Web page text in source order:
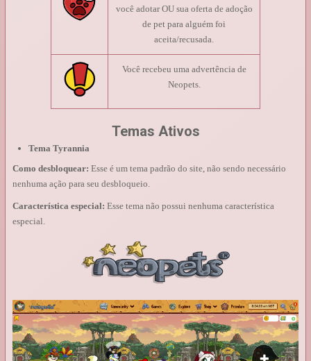
você adotar OU sua oferta de adoção
de pet para alguém foi
aceita/recusada.
Você recebeu uma advertência de
Neopets.
Temas Ativos
Tema Tyrannia
Como desbloquear: Esse é um tema padrão do site, não sendo necessário
nenhuma ação para seu desbloqueio.
Característica especial: Esse tema não possui nenhuma característica
especial.